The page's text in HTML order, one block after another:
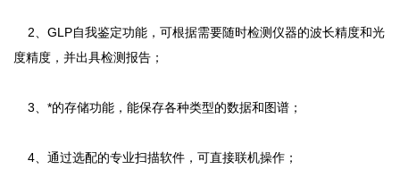
2、GLP自我鉴定功能，可根据需要随时检测仪器的波长精度和光
度精度，并出具检测报告；
3、*的存储功能，能保存各种类型的数据和图谱；
4、通过选配的专业扫描软件，可直接联机操作；